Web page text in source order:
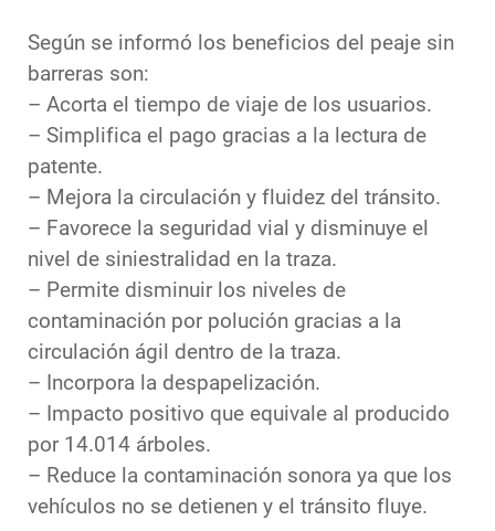
Según se informó los beneficios del peaje sin
barreras son:
– Acorta el tiempo de viaje de los usuarios.
– Simplifica el pago gracias a la lectura de
patente.
– Mejora la circulación y fluidez del tránsito.
– Favorece la seguridad vial y disminuye el
nivel de siniestralidad en la traza.
– Permite disminuir los niveles de
contaminación por polución gracias a la
circulación ágil dentro de la traza.
– Incorpora la despapelización.
– Impacto positivo que equivale al producido
por 14.014 árboles.
– Reduce la contaminación sonora ya que los
vehículos no se detienen y el tránsito fluye.